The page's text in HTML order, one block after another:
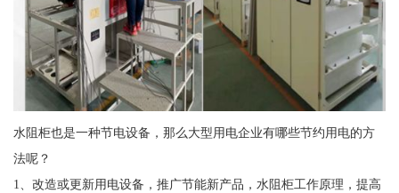
水阻柜也是一种节电设备，那么大型用电企业有哪些节约用电的方
法呢？
1、改造或更新用电设备，推广节能新产品，水阻柜工作原理，提高